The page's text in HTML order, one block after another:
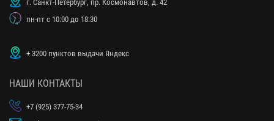
г. Санкт-Петербург, пр. Космонавтов, д. 42
пн-пт с 10:00 до 18:30
+ 3200 пунктов выдачи Яндекс
НАШИ КОНТАКТЫ
+7 (925) 377-75-34